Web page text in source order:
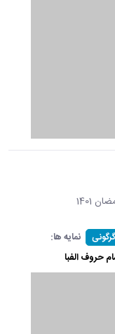
1401
نمایه ها:
حروف الفبا